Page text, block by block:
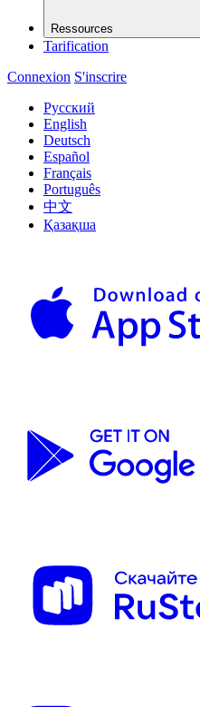
Ressources
Tarification
Connexion S'inscrire
Русский
English
Deutsch
Español
Français
Português
中文
Қазақша